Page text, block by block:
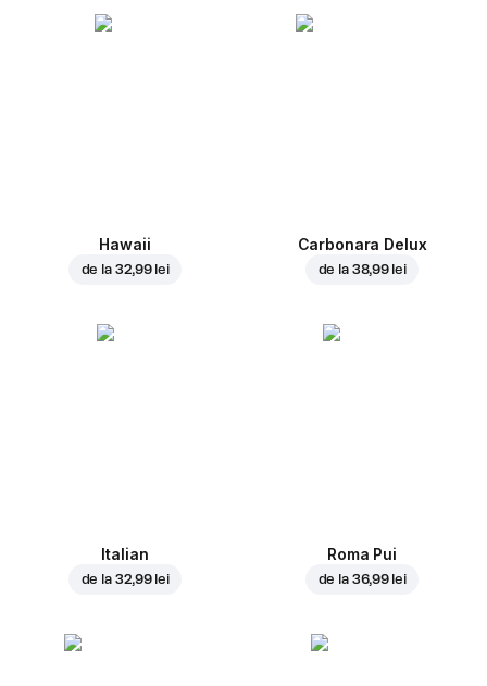
Hawaii
de la 32,99 lei
Carbonara Delux
de la 38,99 lei
Italian
de la 32,99 lei
Roma Pui
de la 36,99 lei